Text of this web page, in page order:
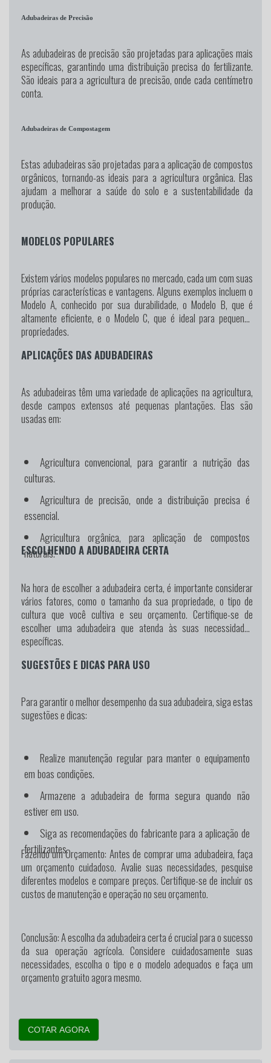
Adubadeiras de Precisão
As adubadeiras de precisão são projetadas para aplicações mais
específicas, garantindo uma distribuição precisa do fertilizante.
São ideais para a agricultura de precisão, onde cada centímetro
conta.
Adubadeiras de Compostagem
Estas adubadeiras são projetadas para a aplicação de compostos
orgânicos, tornando-as ideais para a agricultura orgânica. Elas
ajudam a melhorar a saúde do solo e a sustentabilidade da
produção.
MODELOS POPULARES
Existem vários modelos populares no mercado, cada um com suas
próprias características e vantagens. Alguns exemplos incluem o
Modelo A, conhecido por sua durabilidade, o Modelo B, que é
altamente eficiente, e o Modelo C, que é ideal para pequenas
propriedades.
APLICAÇÕES DAS ADUBADEIRAS
As adubadeiras têm uma variedade de aplicações na agricultura,
desde campos extensos até pequenas plantações. Elas são
usadas em:
Agricultura convencional, para garantir a nutrição das
culturas.
Agricultura de precisão, onde a distribuição precisa é
essencial.
Agricultura orgânica, para aplicação de compostos
naturais.
ESCOLHENDO A ADUBADEIRA CERTA
Na hora de escolher a adubadeira certa, é importante considerar
vários fatores, como o tamanho da sua propriedade, o tipo de
cultura que você cultiva e seu orçamento. Certifique-se de
escolher uma adubadeira que atenda às suas necessidades
específicas.
SUGESTÕES E DICAS PARA USO
Para garantir o melhor desempenho da sua adubadeira, siga estas
sugestões e dicas:
Realize manutenção regular para manter o equipamento
em boas condições.
Armazene a adubadeira de forma segura quando não
estiver em uso.
Siga as recomendações do fabricante para a aplicação de
fertilizantes.
Fazendo um Orçamento: Antes de comprar uma adubadeira, faça
um orçamento cuidadoso. Avalie suas necessidades, pesquise
diferentes modelos e compare preços. Certifique-se de incluir os
custos de manutenção e operação no seu orçamento.
Conclusão:A escolha da adubadeira certa é crucial para o sucesso
da sua operação agrícola. Considere cuidadosamente suas
necessidades, escolha o tipo e o modelo adequados e faça um
orçamento gratuito agora mesmo.
COTAR AGORA